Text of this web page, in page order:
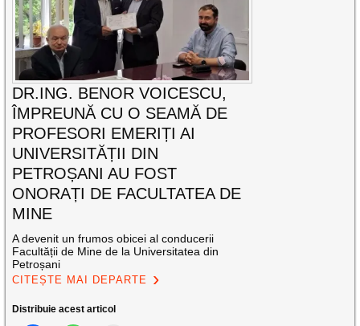
DR.ING. BENOR VOICESCU,
ÎMPREUNĂ CU O SEAMĂ DE
PROFESORI EMERIȚI AI
UNIVERSITĂȚII DIN
PETROȘANI AU FOST
ONORAȚI DE FACULTATEA DE
MINE
A devenit un frumos obicei al conducerii
Facultății de Mine de la Universitatea din
Petroșani
CITEȘTE MAI DEPARTE
Distribuie acest articol